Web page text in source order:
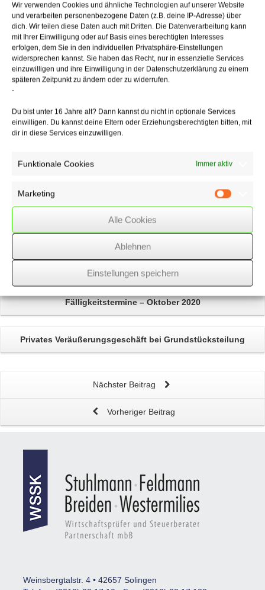
Wir verwenden Cookies und ähnliche Technologien auf unserer Website
und verarbeiten personenbezogene Daten (z.B. deine IP-Adresse) über
dich. Wir teilen diese Daten auch mit Dritten. Die Datenverarbeitung kann
mit Ihrer Einwilligung oder auf Basis eines berechtigten Interesses
erfolgen, dem Sie in den individuellen Privatsphäre-Einstellungen
widersprechen kannst. Sie haben das Recht, nur in essenzielle Services
einzuwilligen und ihre Einwilligung in der Datenschutzerklärung zu einem
späteren Zeitpunkt zu ändern oder zu widerrufen.
-
Du bist unter 16 Jahre alt? Dann kannst du nicht in optionale Services
einwilligen. Du kannst deine Eltern oder Erziehungsberechtigten bitten, mit
dir in diese Services einzuwilligen.
Funktionale Cookies Immer aktiv
Marketing
Alle Cookies
Ablehnen
Einstellungen speichern
Verstößt der Gesellschafter gegen die ihn treffende Andienungspflicht
und meldet die Erfindung im eigenen Namen als Patent an, steht der
Gesellschaft
ein Anspruch auf Übertragung der Anmeldung bzw. des aufgrund
dieser Anmeldung
erteilten Patents – gegebenenfalls Zug um Zug gegen Zahlung der
Kosten für
Über den Autor
wssk-admin
RelatedPosts
Fälligkeitstermine – Oktober 2020
Privates Veräußerungs­geschäft bei Grundstücksteilung
Nächster Beitrag
Vorheriger Beitrag
Weinsbergtalstr. 4 • 42657 Solingen